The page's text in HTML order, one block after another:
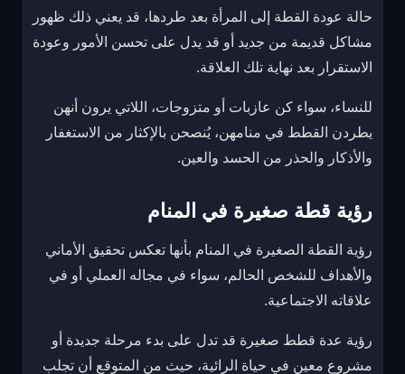
حالة عودة القطة إلى المرأة بعد طردها، قد يعني ذلك ظهور
مشاكل قديمة من جديد أو قد يدل على تحسن الأمور وعودة
الاستقرار بعد نهاية تلك العلاقة.
للنساء، سواء كن عازبات أو متزوجات، اللاتي يرون أنهن
يطردن القطط في منامهن، يُنصحن بالإكثار من الاستغفار
والأذكار والحذر من الحسد والعين.
رؤية قطة صغيرة في المنام
رؤية القطة الصغيرة في المنام بأنها تعكس تحقيق الأماني
والأهداف للشخص الحالم، سواء في مجاله العملي أو في
علاقاته الاجتماعية.
رؤية عدة قطط صغيرة قد تدل على بدء مرحلة جديدة أو
مشروع معين في حياة الرائية، حيث من المتوقع أن تجلب